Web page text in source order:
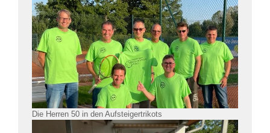
Die Herren 50 in den Aufsteigertrikots